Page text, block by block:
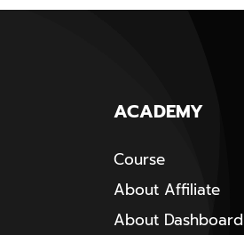
ACADEMY
Course
About Affiliate
About Dashboard